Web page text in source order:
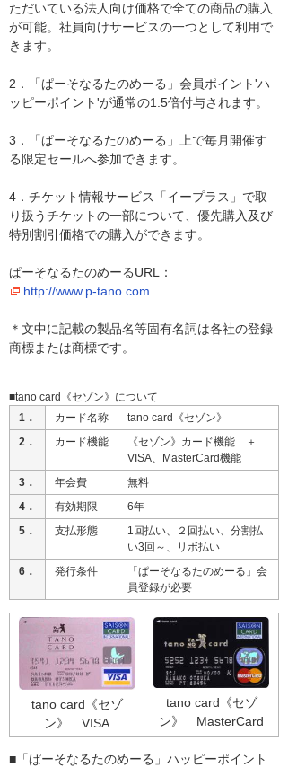
ただいている法人向け価格で全ての商品の購入
が可能。社員向けサービスの一つとして利用で
きます。
2．「ぱーそなるたのめーる」会員ポイント'ハ
ッピーポイント'が通常の1.5倍付与されます。
3．「ぱーそなるたのめーる」上で毎月開催す
る限定セールへ参加できます。
4．チケット情報サービス「イープラス」で取
り扱うチケットの一部について、優先購入及び
特別割引価格での購入ができます。
ぱーそなるたのめーるURL：
http://www.p-tano.com
＊文中に記載の製品名等固有名詞は各社の登録
商標または商標です。
■tano card《セゾン》について
1．
カード名称
tano card《セゾン》
2．
カード機能
《セゾン》カード機能 ＋
VISA、MasterCard機能
3．
年会費
無料
4．
有効期限
6年
5．
支払形態
1回払い、２回払い、分割払
い3回～、リボ払い
6．
発行条件
「ぱーそなるたのめーる」会
員登録が必要
tano card《セゾ
ン》 VISA
tano card《セゾ
ン》 MasterCard
■「ぱーそなるたのめーる」ハッピーポイント